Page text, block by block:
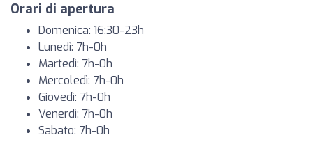
Orari di apertura
Domenica: 16:30-23h
Lunedì: 7h-0h
Martedì: 7h-0h
Mercoledì: 7h-0h
Giovedì: 7h-0h
Venerdì: 7h-0h
Sabato: 7h-0h